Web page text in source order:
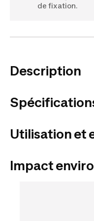
de fixation.
Description
Utilisation et
Impact